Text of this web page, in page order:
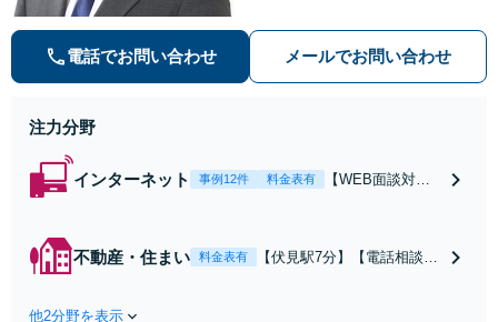
どの事故対応から法改正・入居者対
応まで適切に対応【WEB面談対応】
【休日・夜間相談可】
電話でお問い合わせ メールでお問い合わせ
注力分野
インターネット 事例12件 料金表有
【WEB面談対
gleマップ口コミ
不動産・住まい 料金表有
【伏見駅7分】【電話相談
他2分野を表示